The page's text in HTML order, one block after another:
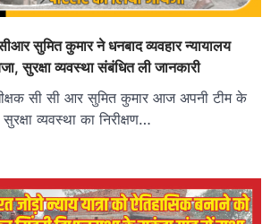
सुमित कुमार ने धनबाद व्यवहार न्यायालय
सुरक्षा व्यवस्था संबंधित ली जानकारी
सी सी आर सुमित कुमार आज अपनी टीम के
व्यवस्था का निरीक्षण…